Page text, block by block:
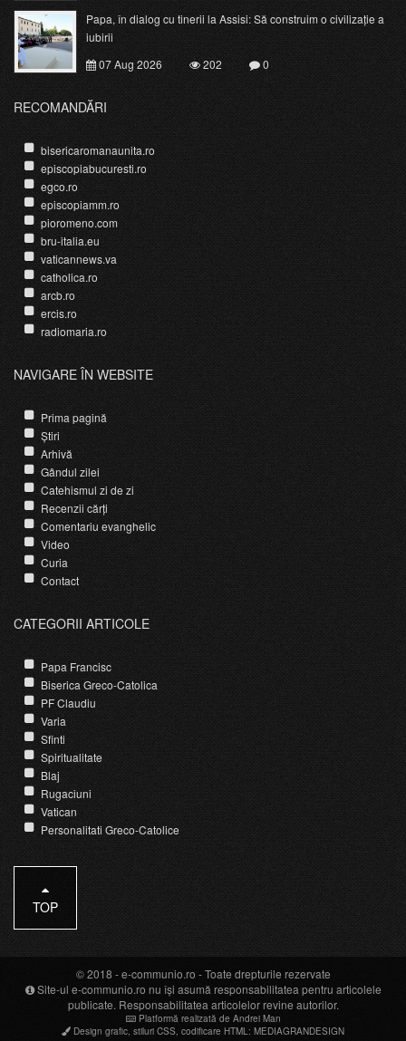
Papa, în dialog cu tinerii la Assisi: Să construim o civilizație a
iubirii
07 Aug 2026
202 0
RECOMANDĂRI
bisericaromanaunita.ro
episcopiabucuresti.ro
egco.ro
episcopiamm.ro
pioromeno.com
bru-italia.eu
vaticannews.va
catholica.ro
arcb.ro
ercis.ro
radiomaria.ro
NAVIGARE ÎN WEBSITE
Prima pagină
Știri
Arhivă
Gândul zilei
Catehismul zi de zi
Recenzii cărți
Comentariu evanghelic
Video
Curia
Contact
CATEGORII ARTICOLE
Papa Francisc
Biserica Greco-Catolica
PF Claudiu
Varia
Sfinti
Spiritualitate
Blaj
Rugaciuni
Vatican
Personalitati Greco-Catolice
TOP
© 2018 -e-communio.ro - Toate drepturile rezervate
Site-ul e-communio.ro nu își asumă responsabilitatea pentru articolele
publicate. Responsabilitatea articolelor revine autorilor.
Platformă realizată de Andrei Man
Design grafic stiluri CSS codificare HTML : MEDIAGRANDESIGN